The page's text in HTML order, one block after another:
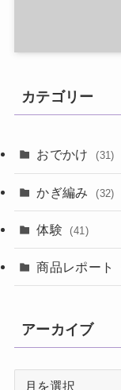
カテゴリー
おでかけ (31)
かぎ編み (32)
体験 (41)
商品レポート
アーカイブ